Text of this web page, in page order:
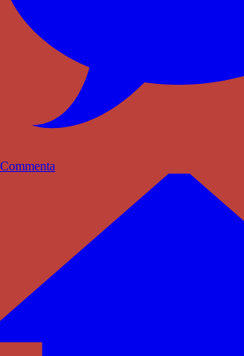
Commenta